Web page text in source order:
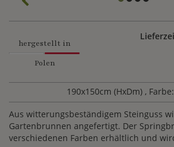
hergestellt in
Polen
190x150cm (HxDm) ,
Aus witterungsbeständigem Steinguss
Gartenbrunnen angefertigt. Der
verschiedenen Farben erhältlich und